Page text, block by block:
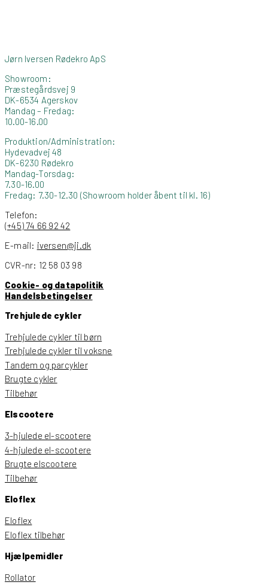
Jørn Iversen Rødekro ApS
Showroom:
Præstegårdsvej 9
DK-6534 Agerskov
Mandag – Fredag:
10.00-16.00
Produktion/Administration:
Hydevadvej 48
DK-6230 Rødekro
Mandag-Torsdag:
7.30-16.00
Fredag: 7.30-12.30 (Showroom holder åbent til kl. 16)
Telefon:
(+45) 74 66 92 42
E-mail: iversen@ji.dk
CVR-nr: 12 58 03 98
Cookie- og datapolitik
Handelsbetingelser
Trehjulede cykler
Trehjulede cykler til børn
Trehjulede cykler til voksne
Tandem og parcykler
Brugte cykler
Tilbehør
Elscootere
3-hjulede el-scootere
4-hjulede el-scootere
Brugte elscootere
Tilbehør
Eloflex
Eloflex
Eloflex tilbehør
Hjælpemidler
Rollator